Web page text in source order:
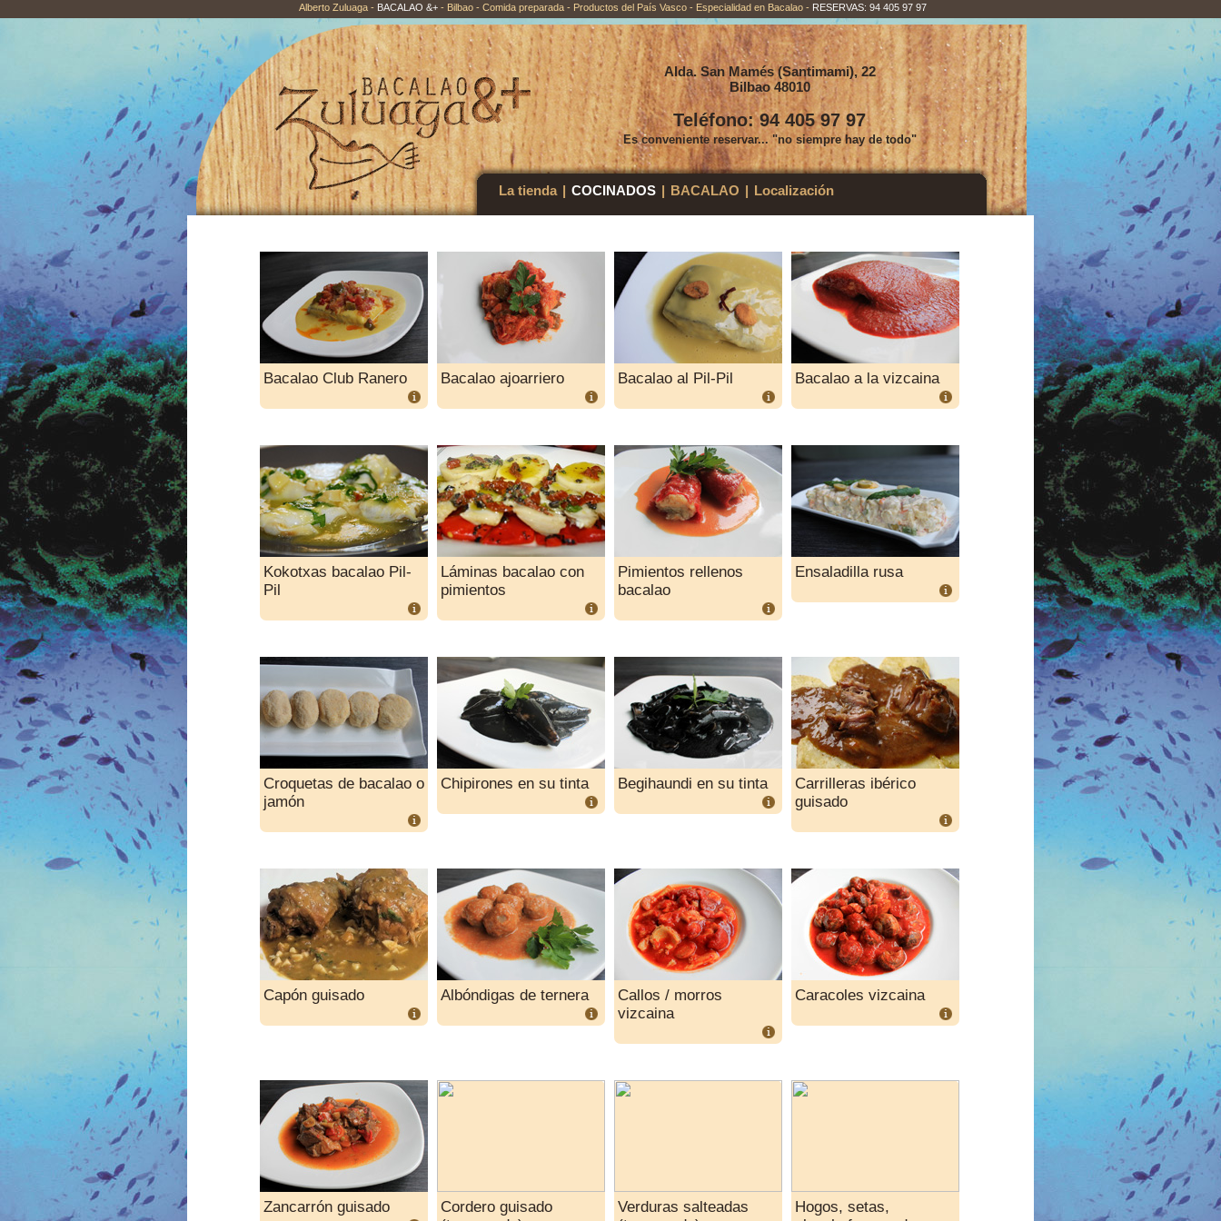
Alberto Zuluaga - BACALAO &+ - Bilbao - Comida preparada - Productos del País Vasco - Especialidad en Bacalao - RESERVAS: 94 405 97 97
Alda. San Mamés (Santimami), 22
Bilbao 48010
Teléfono: 94 405 97 97
Es conveniente reservar... "no siempre hay de todo"
La tienda | COCINADOS | BACALAO | Localización
Bacalao Club Ranero Bacalao ajoarriero Bacalao al Pil-Pil Bacalao a la vizcaina
Kokotxas bacalao Pil-
Pil
Láminas bacalao con
pimientos
Pimientos rellenos
bacalao
Ensaladilla rusa
Croquetas de bacalao o
jamón
Chipirones en su tinta Begihaundi en su tinta
Carrilleras ibérico
guisado
Capón guisado Albóndigas de ternera
Callos / morros
vizcaina
Caracoles vizcaina
Zancarrón guisado
Cordero guisado
Verduras salteadas
Hogos, setas,